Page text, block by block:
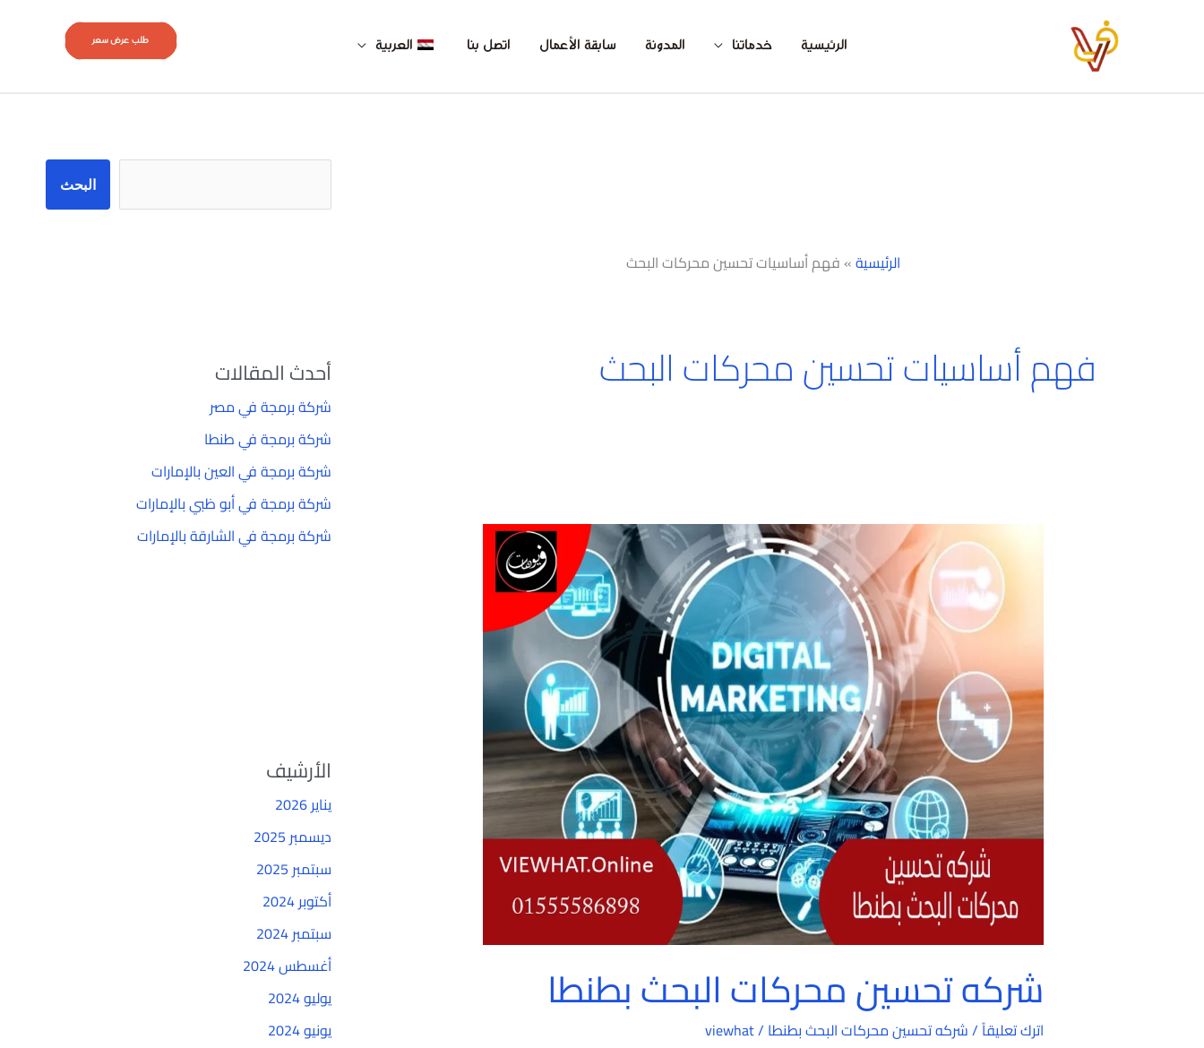
الرئيسية خدماتنا المدونة سابقة الأعمال اتصل بنا العربية طلب عرض سعر
الرئيسية» فهم أساسيات تحسين محركات البحث
فهم أساسيات تحسين محركات البحث
شركه تحسين محركات البحث بطنطا
اترك تعليقاً/شركه تحسين محركات البحث بطنطا /
viewhat
تحسين
محركات
البحث
أحدث المقالات
شركة برمجة في مصر
شركة برمجة في طنطا
شركة برمجة في العين بالإمارات
شركة برمجة في أبو ظبي بالإمارات
شركة برمجة في الشارقة بالإمارات
الأرشيف
يناير 2026
ديسمبر 2025
سبتمبر 2025
أكتوبر 2024
سبتمبر 2024
أغسطس 2024
يوليو 2024
يونيو 2024